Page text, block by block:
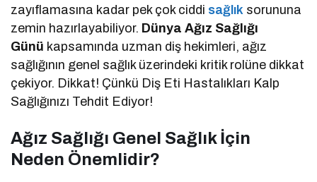
zayıflamasına kadar pek çok ciddi sağlık sorununa
zemin hazırlayabiliyor. Dünya Ağız Sağlığı
Günü kapsamında uzman diş hekimleri, ağız
sağlığının genel sağlık üzerindeki kritik rolüne dikkat
çekiyor. Dikkat! Çünkü Diş Eti Hastalıkları Kalp
Sağlığınızı Tehdit Ediyor!
Ağız Sağlığı Genel Sağlık İçin
Neden Önemlidir?